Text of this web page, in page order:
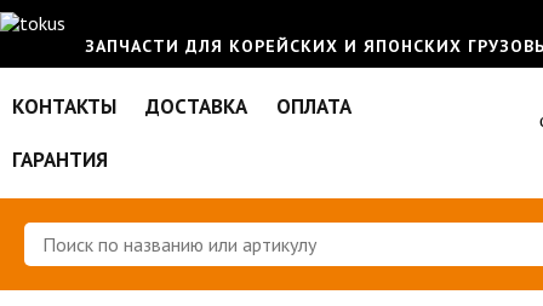
ЗАПЧАСТИ ДЛЯ КОРЕЙСКИХ И ЯПОНСКИХ
КОНТАКТЫ ДОСТАВКА
ОПЛАТА
ГАРАНТИЯ